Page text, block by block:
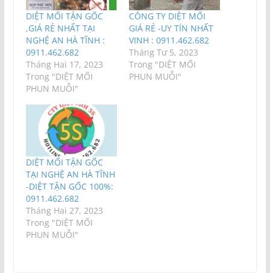
DIỆT MỐI TẬN GỐC
,GIÁ RẺ NHẤT TẠI
NGHỆ AN HÀ TĨNH :
0911.462.682
Tháng Hai 17, 2023
Trong "DIỆT MỐI
PHUN MUỖI"
CÔNG TY DIỆT MỐI
GIÁ RẺ -UY TÍN NHẤT
VINH : 0911.462.682
Tháng Tư 5, 2023
Trong "DIỆT MỐI
PHUN MUỖI"
DIỆT MỐI TẬN GỐC
TẠI NGHỆ AN HÀ TĨNH
-DIỆT TẬN GỐC 100%:
0911.462.682
Tháng Hai 27, 2023
Trong "DIỆT MỐI
PHUN MUỖI"